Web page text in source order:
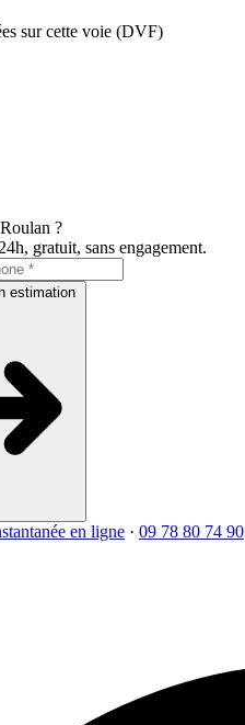
sur cette voie (DVF)
?
gratuit, sans engagement.
estimation
en ligne · 09 78 80 74 90